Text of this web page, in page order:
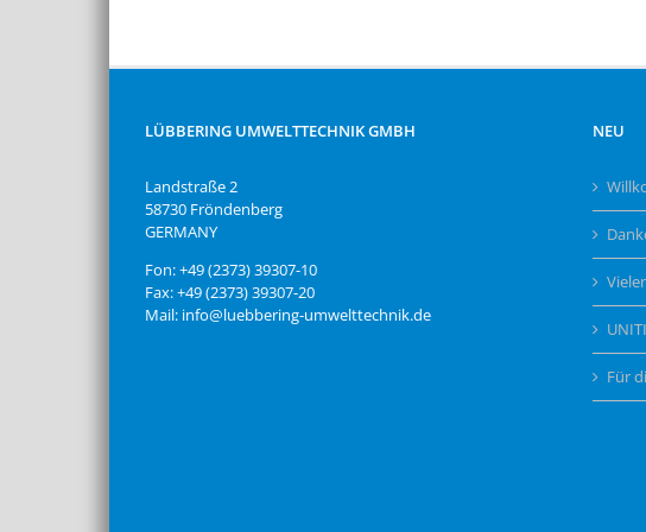
LÜBBERING UMWELTTECHNIK GMBH
Landstraße 2
58730 Fröndenberg
GERMANY
Fon: +49 (2373) 39307-10
Fax: +49 (2373) 39307-20
Mail: info@luebbering-umwelttechnik.de
NEU
Für